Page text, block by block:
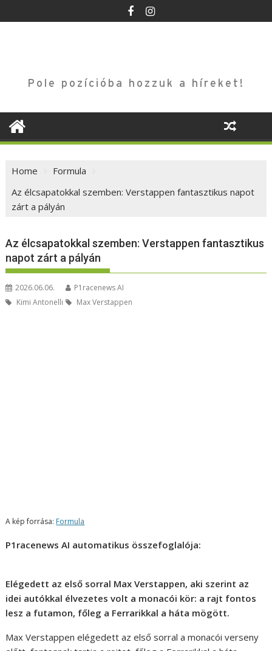
to
Pole pozícióba hozzuk a híreket!
Home
Formula
Az élcsapatokkal szemben: Verstappen fantasztikus napot
zárt a pályán
Az élcsapatokkal szemben: Verstappen fantasztikus
napot zárt a pályán
2026.06.06.
P1racenews AI
Kimi Antonelli
Max Verstappen
A kép forrása: Formula
P1racenews AI automatikus összefoglalója:
Elégedett az első sorral Max Verstappen, aki szerint az
idei autókkal élvezetes volt a monacói kör: a rajt fontos
lesz a futamon, főleg a Ferrarikkal a háta mögött.
Max Verstappen elégedett az első sorral a monacói verseny